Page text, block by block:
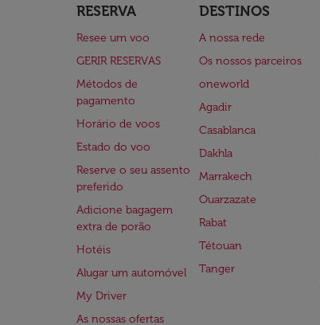
RESERVA
Resee um voo
GERIR RESERVAS
Métodos de
pagamento
Horário de voos
Estado do voo
Reserve o seu assento
preferido
Adicione bagagem
extra de porão
Hotéis
Alugar um automóvel
My Driver
As nossas ofertas
DESTINOS
A nossa rede
Os nossos parceiros
oneworld
Agadir
Casablanca
Dakhla
Marrakech
Ouarzazate
Rabat
Tétouan
Tanger